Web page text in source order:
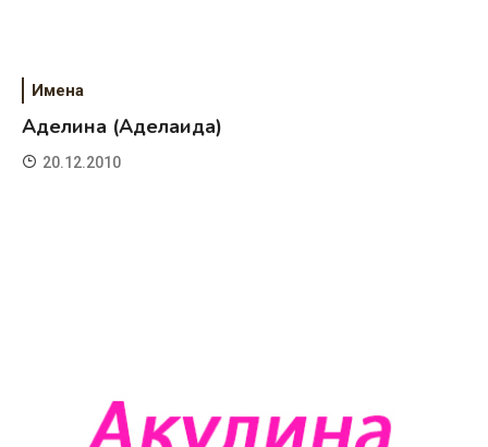
Имена
Аделина (Аделаида)
20.12.2010